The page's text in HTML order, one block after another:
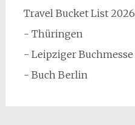
Travel Bucket List 2026
- Thüringen
- Leipziger Buchmesse
- Buch Berlin